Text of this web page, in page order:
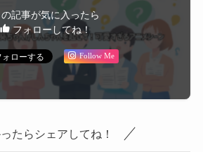
の記事が気に入ったら
フォローしてね！
Follow Me
たらシェアしてね！